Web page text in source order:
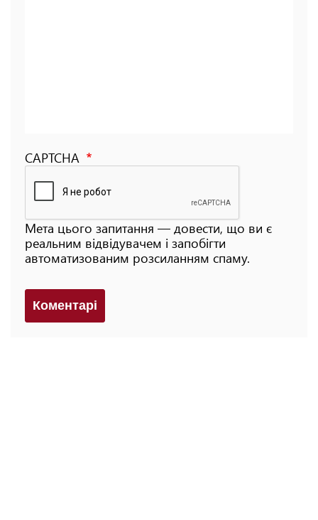
CAPTCHA
Мета цього запитання — довести, що ви є
реальним відвідувачем і запобігти
автоматизованим розсиланням спаму.
Коментарi